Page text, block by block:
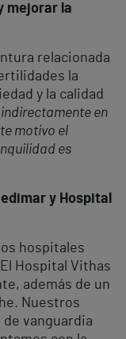
mejorar la
relacionada
la
y la calidad
en
motivo el
es
y Hospital
hospitales
Hospital Vithas
además de un
Nuestros
vanguardia